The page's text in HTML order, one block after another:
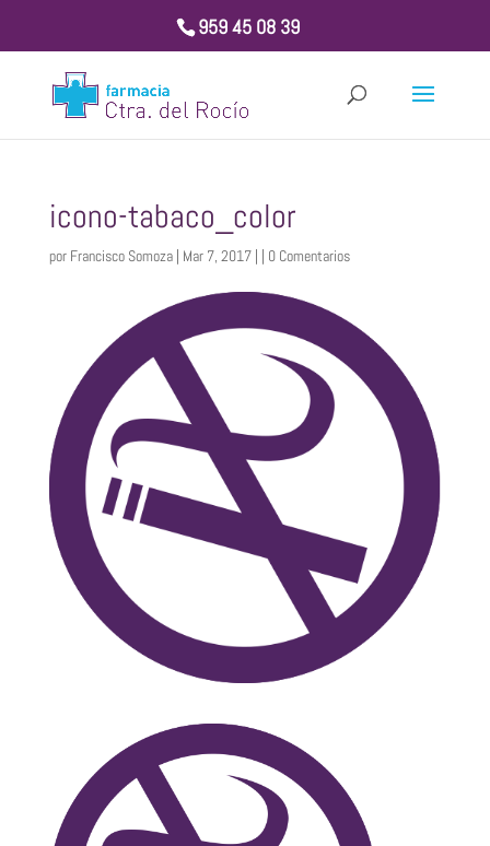
959 45 08 39
icono-tabaco_color
por Francisco Somoza| Mar 7, 2017 | | 0 Comentarios